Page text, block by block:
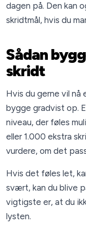
dagen på. Den kan
skridtmål, hvis du
Sådan
skridt
Hvis du gerne vil
bygge gradvist op.
niveau, der føles
eller 1.000 ekstra
vurdere, om det
Hvis det føles let,
svært, kan du blive
vigtigste er, at du
lysten.